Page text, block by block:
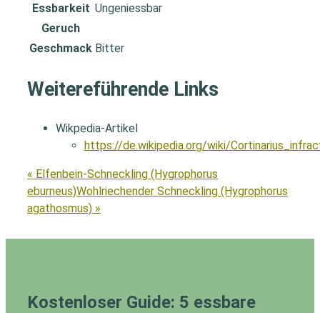
Essbarkeit Ungeniessbar
Geruch
Geschmack Bitter
Weitereführende Links
Wikpedia-Artikel
https://de.wikipedia.org/wiki/
« Elfenbein-Schneckling (Hygrophorus
eburneus)Wohlriechender Schneckling (Hygrophorus
agathosmus) »
Kostenloser Guide: 5 essbare